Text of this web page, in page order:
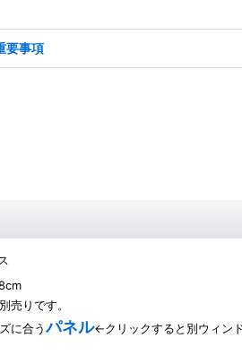
要事項
売りです。
に合うパネル←クリックすると別ウィン